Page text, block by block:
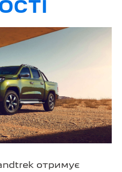
отримує